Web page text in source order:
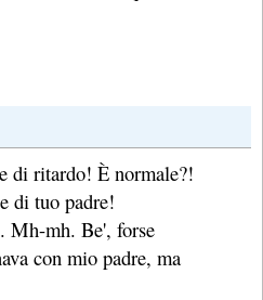
di ritardo! È normale?!
di tuo padre!
Mh-mh. Be', forse
con mio padre, ma